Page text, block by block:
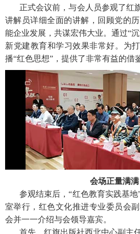
正式会议前，与会人员参观了红
讲解员详细全面的讲解，回顾党的
能企业发展，共谋宏伟大业。通过“
新党建教育和学习效果非常好。为
播“红色思想”，提供了非常有益的借
会场正量满满
参观结束后，“红色教育实践基
室举行，红色文化推进专业委员会
会并一一介绍与会领导嘉宾。
首先，红旗出版社西北中心副主